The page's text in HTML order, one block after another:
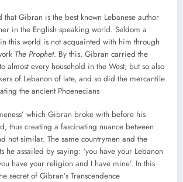
that Gibran is the best known Lebanese author
in the English speaking world. Seldom a
this world is not acquainted with him through
The Prophet. By this, Gibran carried the
almost every household in the West; but so also
of Lebanon of late, and so did the mercantile
the ancient Phoenecians.
which Gibran broke with before his
thus creating a fascinating nuance between
not similar. The same countrymen and the
he assailed by saying: ‘you have your Lebanon
have your religion and I have mine’. In this
secret of Gibran’s Transcendence.